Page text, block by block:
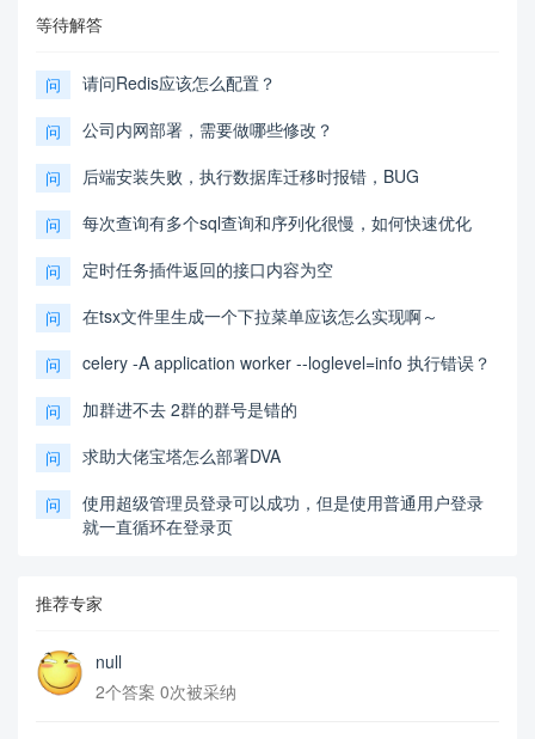
等待解答
问 请问Redis应该怎么配置？
问 公司内网部署，需要做哪些修改？
问 后端安装失败，执行数据库迁移时报错，BUG
问 每次查询有多个sql查询和序列化很慢，如何快速优化
问 定时任务插件返回的接口内容为空
问 在tsx文件里生成一个下拉菜单应该怎么实现啊～
问 celery -A application worker --loglevel=info 执行错误？
问 加群进不去 2群的群号是错的
问 求助大佬宝塔怎么部署DVA
问
使用超级管理员登录可以成功，但是使用普通用户登录
就一直循环在登录页
推荐专家
null
2个答案 0次被采纳